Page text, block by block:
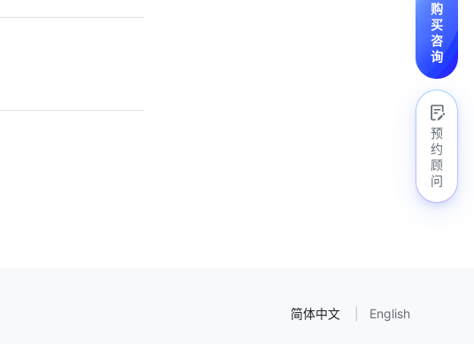
简体中文 English
购
买
咨
询
预
约
顾
问